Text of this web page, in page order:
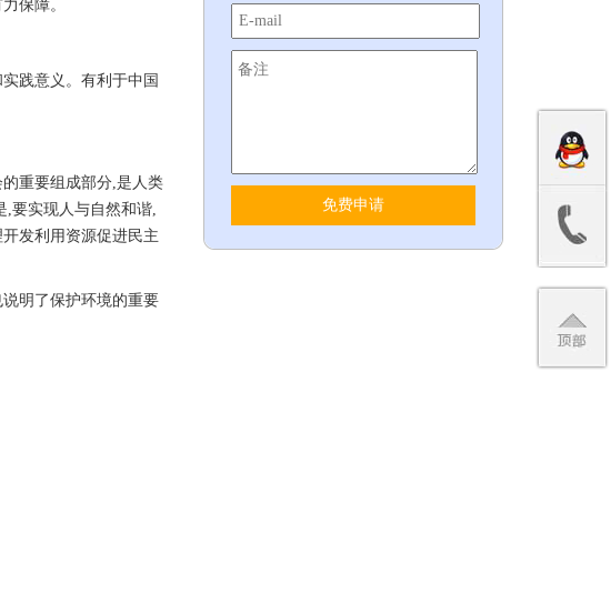
保障。
践意义。有利于中国
重要组成部分,是人类
,要实现人与自然和谐,
发利用资源促进民主
明了保护环境的重要